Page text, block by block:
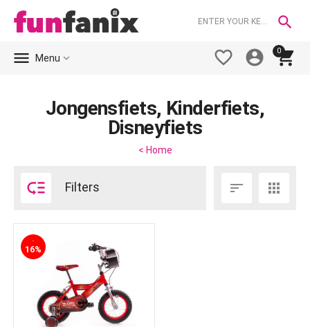

0



 Menu 
Jongensfiets, Kinderfiets,
Disneyfiets
< Home
 Filters  
-
16%